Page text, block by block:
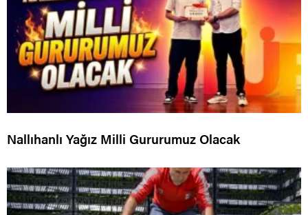
Nallıhanlı Yağız Milli Gururumuz Olacak